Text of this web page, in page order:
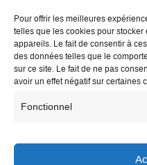
Pour offrir les meilleures
telles que les cookies pour
appareils. Le fait de consentir à
des données telles que le
sur ce site. Le fait de ne pas
avoir un effet négatif sur certaines
Fonctionnel
56000 Vannes
— Nous contacter